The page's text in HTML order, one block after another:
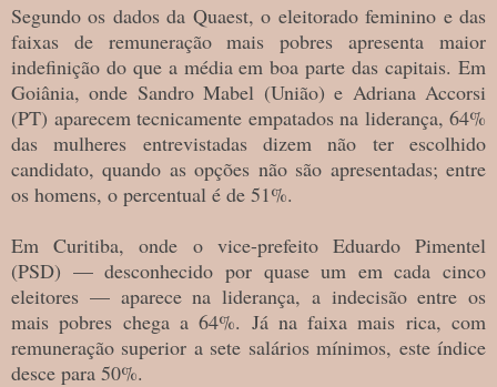
Segundo os dados da Quaest, o eleitorado feminino e das
faixas de remuneração mais pobres apresenta maior
indefinição do que a média em boa parte das capitais. Em
Goiânia, onde Sandro Mabel (União) e Adriana Accorsi
(PT) aparecem tecnicamente empatados na liderança, 64%
das mulheres entrevistadas dizem não ter escolhido
candidato, quando as opções não são apresentadas; entre
os homens, o percentual é de 51%.
Em Curitiba, onde o vice-prefeito Eduardo Pimentel
(PSD) — desconhecido por quase um em cada cinco
eleitores — aparece na liderança, a indecisão entre os
mais pobres chega a 64%. Já na faixa mais rica, com
remuneração superior a sete salários mínimos, este índice
desce para 50%.